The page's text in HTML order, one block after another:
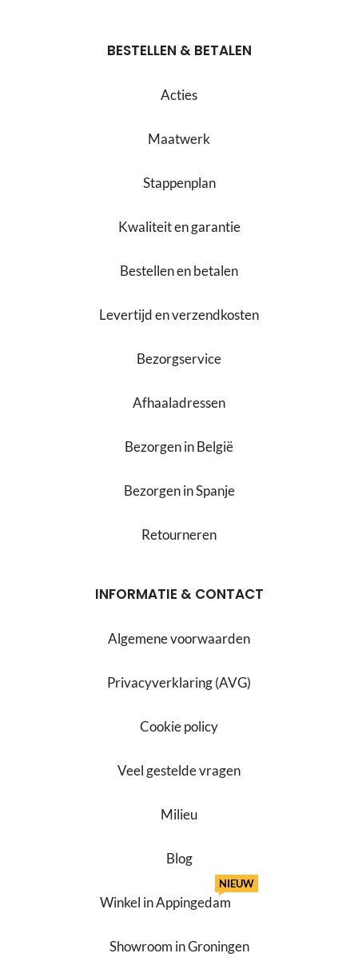
BESTELLEN & BETALEN
Acties
Maatwerk
Stappenplan
Kwaliteit en garantie
Bestellen en betalen
Levertijd en verzendkosten
Bezorgservice
Afhaaladressen
Bezorgen in België
Bezorgen in Spanje
Retourneren
INFORMATIE & CONTACT
Algemene voorwaarden
Privacyverklaring (AVG)
Cookie policy
Veel gestelde vragen
Milieu
Blog
Winkel in Appingedam
NIEUW
Showroom in Groningen